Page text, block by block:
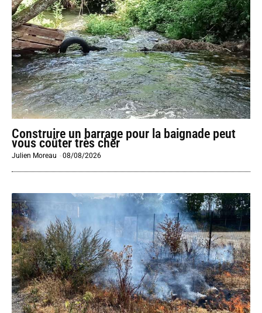
Construire un barrage pour la baignade peut
vous coûter très cher
Julien Moreau -08/08/2026